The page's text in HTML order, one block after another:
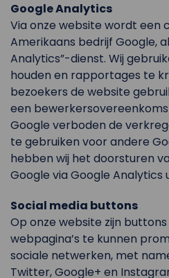
Google Analytics
Via onze website wordt een
Amerikaans bedrijf Google,
Analytics”-dienst. Wij
houden en rapportages te
bezoekers de website
een
Google verboden de
te gebruiken voor andere
hebben wij het doorsturen
Google via Google Analytics
Social media buttons
Op onze website zijn
webpagina’s te kunnen
sociale netwerken, met
Twitter, Google+ en